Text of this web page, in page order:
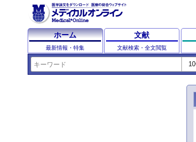
ホーム
最新情報・特集
文献
文献検索・全文閲覧